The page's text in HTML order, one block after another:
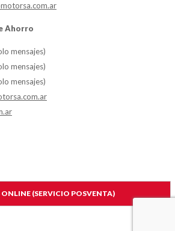
Ahorro
mensajes)
mensajes)
mensajes)
(SERVICIO POSVENTA)